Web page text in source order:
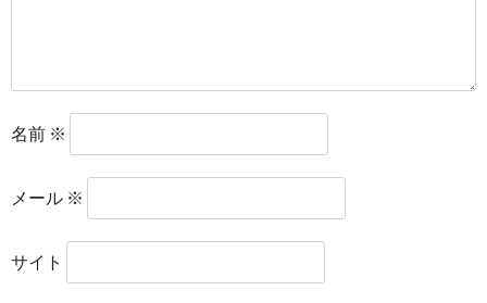
名前 ※
メール ※
サイト